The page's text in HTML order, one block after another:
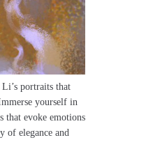
portraits that
yourself in
that evoke emotions
of elegance and